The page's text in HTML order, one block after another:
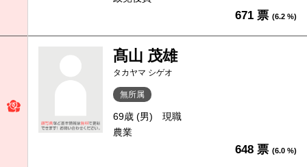
671 票 (6.2 %)
髙山 茂雄
タカヤマ シゲオ
無所属
69歳 (男)
現職
農業
648 票 (6.0 %)